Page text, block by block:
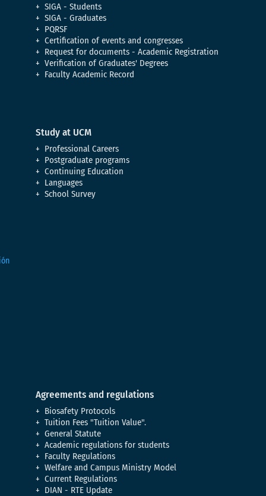
SIGA - Students
SIGA - Graduates
PQRSF
Certification of events and congresses
Request for documents - Academic Registration
Verification of Graduates' Degrees
Faculty Academic Record
Study at UCM
Professional Careers
Postgraduate programs
Continuing Education
Languages
School Survey
Agreements and regulations
Biosafety Protocols
Tuition Fees "Tuition Value".
General Statute
Academic regulations for students
Faculty Regulations
Welfare and Campus Ministry Model
Current Regulations
DIAN - RTE Update